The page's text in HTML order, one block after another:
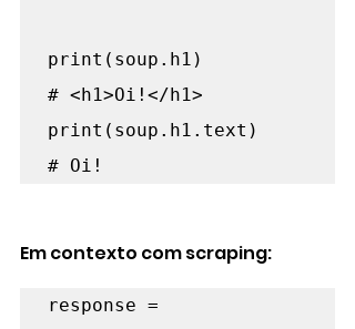
print(soup.h1)
# <h1>Oi!</h1>
print(soup.h1.text)
# Oi!
Em contexto com scraping:
response =